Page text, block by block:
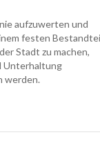
aufzuwerten und
festen
Stadt zu machen,
Unterhaltung
werden.